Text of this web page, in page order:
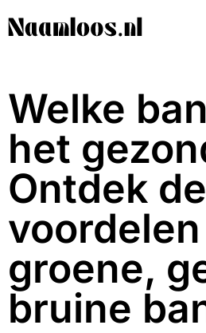
Welke
het
Ontdek de
groene,
bruine